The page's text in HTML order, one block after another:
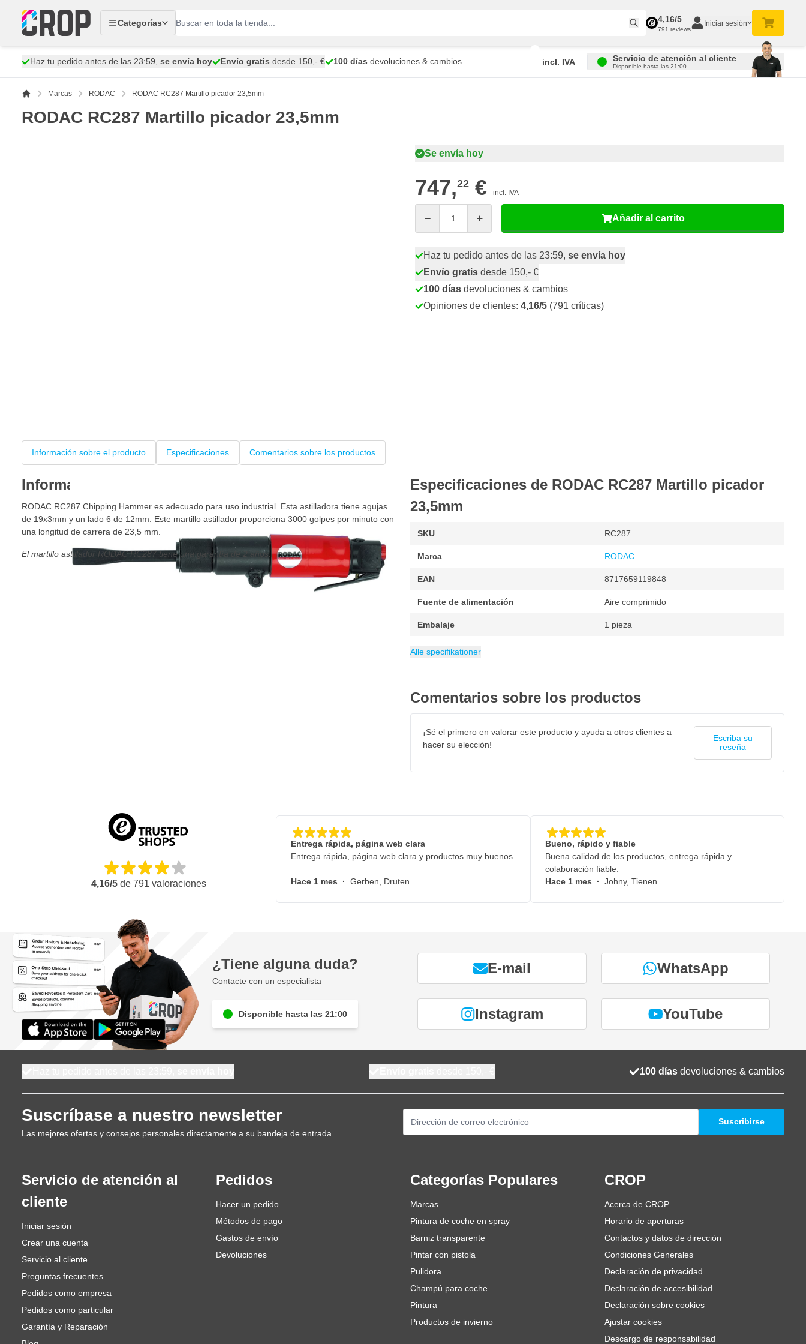
Categorías
4,16/5
791 reviews
Iniciar sesión
Haz tu pedido antes de las 23:59, se envía hoy Envío gratis desde 150,- € 100 días devoluciones & cambios incl. IVA Servicio de atención al cliente
Disponible hasta las 21:00
Marcas RODAC RODAC RC287 Martillo picador 23,5mm
RODAC RC287 Martillo picador 23,5mm
Se envía hoy
747,22 € incl. IVA
Añadir al carrito
Haz tu pedido antes de las 23:59, se envía hoy
Envío gratis desde 150,- €
100 días devoluciones & cambios
Opiniones de clientes: 4,16/5 (791 críticas)
Información sobre el producto Especificaciones Comentarios sobre los productos
Información sobre el producto
RODAC RC287 Chipping Hammer es adecuado para uso industrial. Esta astilladora tiene agujas
de 19x3mm y un lado 6 de 12mm. Este martillo astillador proporciona 3000 golpes por minuto con
una longitud de carrera de 23,5 mm.
El martillo astillador RODAC RC287 tiene una garantía de 2 años.
Especificaciones de RODAC RC287 Martillo picador
23,5mm
SKU RC287
Marca RODAC
EAN 8717659119848
Fuente de alimentación Aire comprimido
Embalaje 1 pieza
Cantidad de golpes (p/min.)
Peso 2 kg
Consumo de aire
Categoría
Alle specifikationer
Comentarios sobre los productos
¡Sé el primero en valorar este producto y ayuda a otros clientes a
hacer su elección!
Escriba su
reseña
4,16/5 de 791 valoraciones
Entrega rápida, página web clara
Entrega rápida, página web clara y productos muy buenos.
Hace 1 mes · Gerben, Druten
Bueno, rápido y fiable
Buena calidad de los productos, entrega rápida y
colaboración fiable.
Hace 1 mes · Johny, Tienen
¿Tiene alguna duda?
Contacte con un especialista
Disponible hasta las 21:00
E-mail WhatsApp
Instagram YouTube
100 días devoluciones & cambios
Suscríbase a nuestro newsletter
Las mejores ofertas y consejos personales directamente a su bandeja de entrada.
Suscribirse
Servicio de atención al
cliente
Iniciar sesión
Crear una cuenta
Servicio al cliente
Preguntas frecuentes
Pedidos como empresa
Pedidos como particular
Garantía y Reparación
Pedidos
Hacer un pedido
Métodos de pago
Gastos de envío
Devoluciones
Categorías Populares
Marcas
Pintura de coche en spray
Barniz transparente
Pintar con pistola
Pulidora
Champú para coche
Pintura
Productos de invierno
CROP
Acerca de CROP
Horario de aperturas
Contactos y datos de dirección
Condiciones Generales
Declaración de privacidad
Declaración de accesibilidad
Declaración sobre cookies
Ajustar cookies
Descargo de responsabilidad